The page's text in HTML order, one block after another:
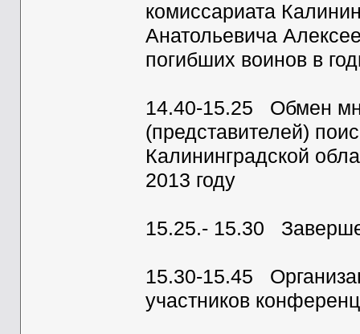
комиссариата
Анатольевича
погибших воинов в
14.40-15.25 Обмен
(представителей)
Калининградской
2013 году
15.25.- 15.30
15.30-15.45
участников